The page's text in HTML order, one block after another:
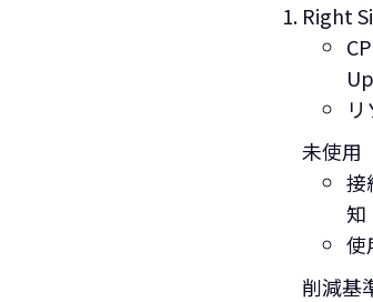
Right
未使用
接
知
使
削減基